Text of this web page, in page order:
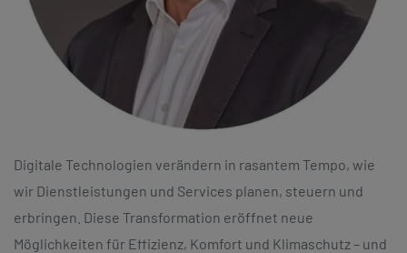
Digitale Technologien verändern in rasantem Tempo, wie
wir Dienstleistungen und Services planen, steuern und
erbringen. Diese Transformation eröffnet neue
Möglichkeiten für Effizienz, Komfort und Klimaschutz – und